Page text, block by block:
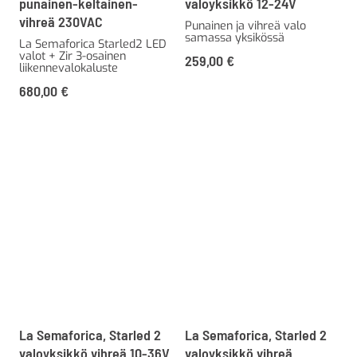
vihreä 230VAC
La Semaforica Starled2 LED
valot + Zir 3-osainen
liikennevalokaluste
680,00 €
Punainen ja vihreä valo
samassa yksikössä
259,00 €
La Semaforica, Starled 2
valoyksikkö vihreä 10-36V
La Semaforica, Starled 2
valoyksikkö vihreä